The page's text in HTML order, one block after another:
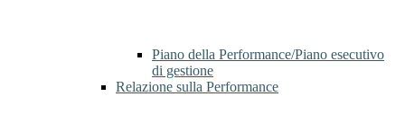
Piano della Performance/Piano esecutivo
di gestione
Relazione sulla Performance